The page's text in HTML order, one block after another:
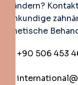
verändern?
fachkundige
ästhetische
+90 506 453